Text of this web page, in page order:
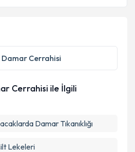
işlenmesine ilişkin
ve kişisel verilerimin belirtilen
Cerrahisi
Cerrahisi ile İlgili
Damar Tıkanıklığı
Lekeleri